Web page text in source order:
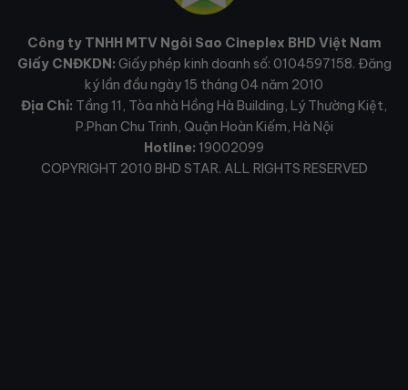
Công ty TNHH MTV Ngôi Sao Cineplex BHD Việt Nam
Giấy CNĐKDN: Giấy phép kinh doanh số: 0104597158. Đăng
ký lần đầu ngày 15 tháng 04 năm 2010
Địa Chỉ: Tầng 11, Tòa nhà Hồng Hà Building, Lý Thường Kiệt,
P.Phan Chu Trinh, Quận Hoàn Kiếm, Hà Nội
Hotline: 19002099
COPYRIGHT 2010 BHD STAR. ALL RIGHTS RESERVED